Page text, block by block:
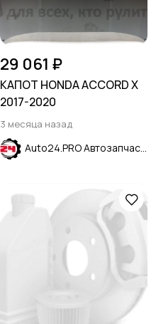
29 061 ₽
КАПОТ HONDA ACCORD X
2017-2020
3 месяца назад
Auto24.PRO Автозапчасти